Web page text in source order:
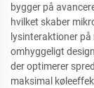
bygger på
hvilket skaber
lysinteraktioner
omhyggeligt
der optimerer
maksimal